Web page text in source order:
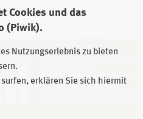
Cookies und das
(Piwik).
Nutzungserlebnis zu bieten
erklären Sie sich hiermit